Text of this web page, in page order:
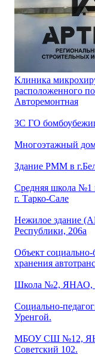
Клиника
расположенного
Авторемонтная
ЗС ГО
Многоэтажный
Здание РММ в
Средняя школа №1
г. Тарко-Сале
Нежилое здание
Республики, 206а
Объект социально-
хранения
Школа №2, ЯНАО,
Социально-
Уренгой.
МБОУ СШ №12,
Советский 102.